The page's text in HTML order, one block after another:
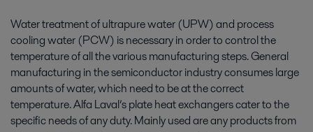
Water treatment of ultrapure water (UPW) and process
cooling water (PCW) is necessary in order to control the
temperature of all the various manufacturing steps. General
manufacturing in the semiconductor industry consumes large
amounts of water, which need to be at the correct
temperature. Alfa Laval’s plate heat exchangers cater to the
specific needs of any duty. Mainly used are any products from